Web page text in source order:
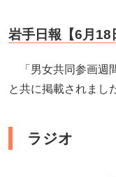
岩手日報【6月18
「男女共同参画週
と共に掲載されまし
ラジオ